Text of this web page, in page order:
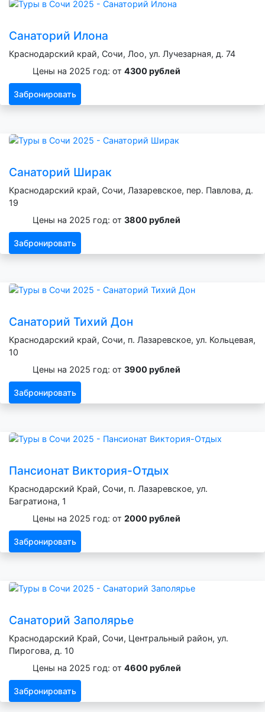
Санаторий Илона
Краснодарский край, Сочи, Лоо, ул. Лучезарная, д. 74
Цены на 2025 год: от 4300 рублей
Забронировать
Санаторий Ширак
Краснодарский край, Сочи, Лазаревское, пер. Павлова, д.
19
Цены на 2025 год: от 3800 рублей
Забронировать
Санаторий Тихий Дон
Краснодарский край, Сочи, п. Лазаревское, ул. Кольцевая,
10
Цены на 2025 год: от 3900 рублей
Забронировать
Пансионат Виктория-Отдых
Краснодарский Край, Сочи, п. Лазаревское, ул.
Багратиона, 1
Цены на 2025 год: от 2000 рублей
Забронировать
Санаторий Заполярье
Краснодарский Край, Сочи, Центральный район, ул.
Пирогова, д. 10
Цены на 2025 год: от 4600 рублей
Забронировать